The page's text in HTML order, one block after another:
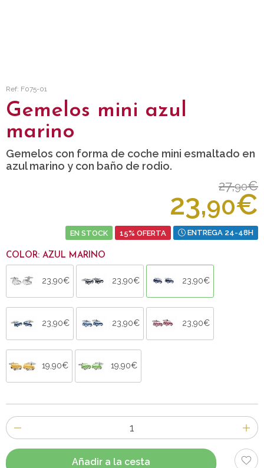
Ref: F075-01
Gemelos mini azul
marino
Gemelos con forma de coche mini esmaltado en
azul marino y con baño de rodio.
27,90€
23,90€
EN STOCK 15% OFERTA ENTREGA 24-48H
COLOR: AZUL MARINO
23,90€ 23,90€ 23,90€
23,90€ 23,90€ 23,90€
19,90€ 19,90€
Número
de
artículos
Añadir a la cesta